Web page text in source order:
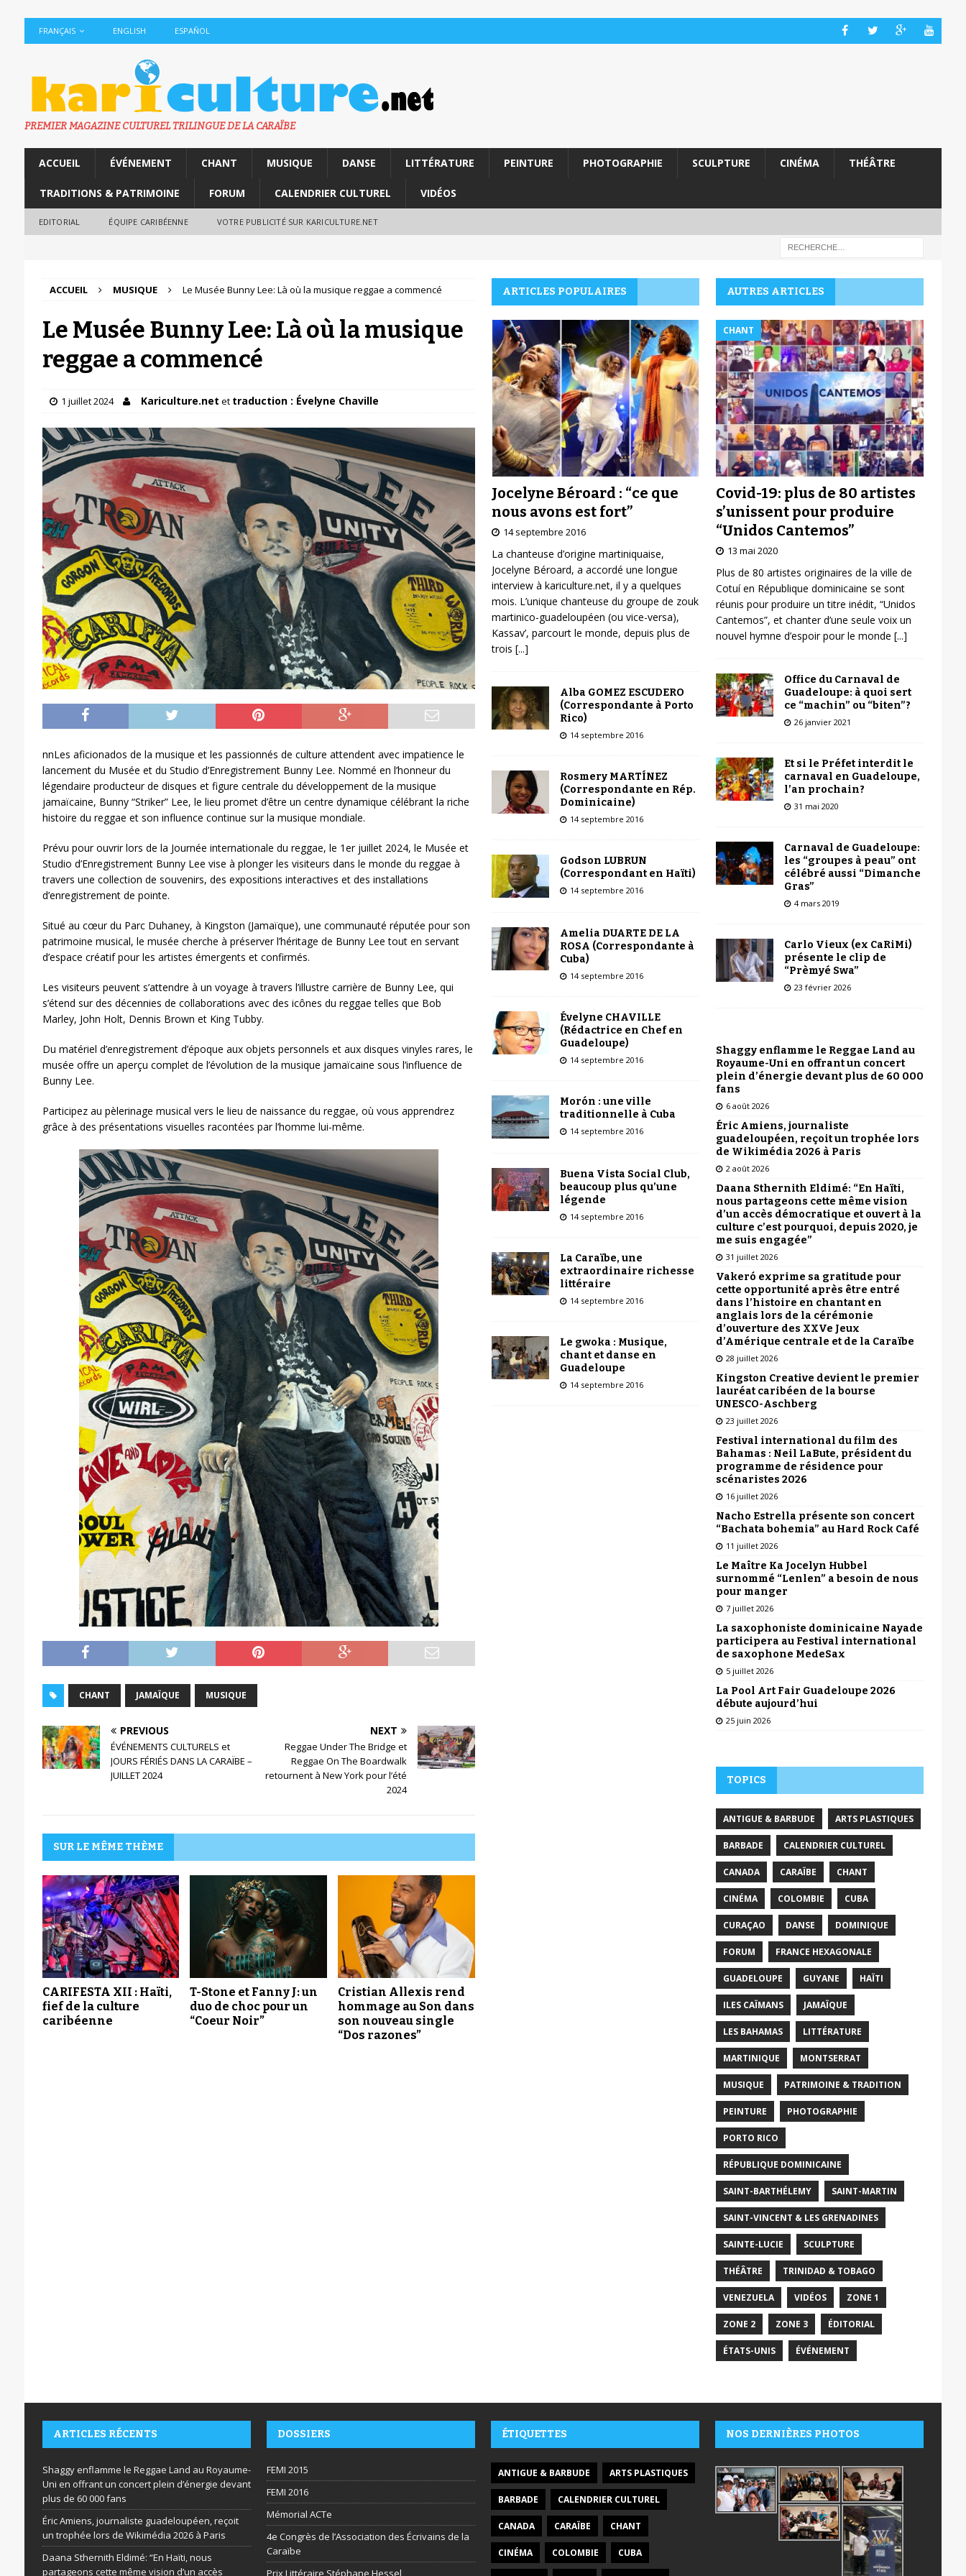
FRANÇAIS ENGLISH ESPAÑOL
PREMIER MAGAZINE CULTUREL TRILINGUE DE LA CARAÏBE
ACCUEIL ÉVÉNEMENT CHANT MUSIQUE DANSE LITTÉRATURE PEINTURE PHOTOGRAPHIE SCULPTURE CINÉMA THÉÂTRE
TRADITIONS & PATRIMOINE FORUM CALENDRIER CULTUREL VIDÉOS
EDITORIAL ÉQUIPE CARIBÉENNE VOTRE PUBLICITÉ SUR KARICULTURE.NET
ACCUEIL MUSIQUE Le Musée Bunny Lee: Là où la musique reggae a commencé
Le Musée Bunny Lee: Là où la musique
reggae a commencé
1 juillet 2024 Kariculture.net et traduction : Évelyne Chaville
nnLes aficionados de la musique et les passionnés de culture attendent avec impatience le
lancement du Musée et du Studio d’Enregistrement Bunny Lee. Nommé en l’honneur du
légendaire producteur de disques et figure centrale du développement de la musique
jamaïcaine, Bunny “Striker” Lee, le lieu promet d’être un centre dynamique célébrant la riche
histoire du reggae et son influence continue sur la musique mondiale.
Prévu pour ouvrir lors de la Journée internationale du reggae, le 1er juillet 2024, le Musée et
Studio d’Enregistrement Bunny Lee vise à plonger les visiteurs dans le monde du reggae à
travers une collection de souvenirs, des expositions interactives et des installations
d’enregistrement de pointe.
Situé au cœur du Parc Duhaney, à Kingston (Jamaïque), une communauté réputée pour son
patrimoine musical, le musée cherche à préserver l’héritage de Bunny Lee tout en servant
d’espace créatif pour les artistes émergents et confirmés.
Les visiteurs peuvent s’attendre à un voyage à travers l’illustre carrière de Bunny Lee, qui
s’étend sur des décennies de collaborations avec des icônes du reggae telles que Bob
Marley, John Holt, Dennis Brown et King Tubby.
Du matériel d’enregistrement d’époque aux objets personnels et aux disques vinyles rares, le
musée offre un aperçu complet de l’évolution de la musique jamaïcaine sous l’influence de
Bunny Lee.
Participez au pèlerinage musical vers le lieu de naissance du reggae, où vous apprendrez
grâce à des présentations visuelles racontées par l’homme lui-même.
CHANT JAMAÏQUE MUSIQUE
PREVIOUS
ÉVÉNEMENTS CULTURELS et
JOURS FÉRIÉS DANS LA CARAÏBE –
JUILLET 2024
NEXT
Reggae Under The Bridge et
Reggae On The Boardwalk
retournent à New York pour l’été
2024
SUR LE MÊME THÈME
CARIFESTA XII : Haïti,
fief de la culture
caribéenne
T-Stone et Fanny J: un
duo de choc pour un
“Coeur Noir”
Cristian Allexis rend
hommage au Son dans
son nouveau single
“Dos razones”
ARTICLES POPULAIRES
Jocelyne Béroard : “ce que
nous avons est fort”
14 septembre 2016
La chanteuse d’origine martiniquaise,
Jocelyne Béroard, a accordé une longue
interview à kariculture.net, il y a quelques
mois. L’unique chanteuse du groupe de zouk
martinico-guadeloupéen (ou vice-versa),
Kassav’, parcourt le monde, depuis plus de
trois [...]
Alba GOMEZ ESCUDERO
(Correspondante à Porto
Rico)
14 septembre 2016
Rosmery MARTÍNEZ
(Correspondante en Rép.
Dominicaine)
14 septembre 2016
Godson LUBRUN
(Correspondant en Haïti)
14 septembre 2016
Amelia DUARTE DE LA
ROSA (Correspondante à
Cuba)
14 septembre 2016
Évelyne CHAVILLE
(Rédactrice en Chef en
Guadeloupe)
14 septembre 2016
Morón : une ville
traditionnelle à Cuba
14 septembre 2016
Buena Vista Social Club,
beaucoup plus qu’une
légende
14 septembre 2016
La Caraïbe, une
extraordinaire richesse
littéraire
14 septembre 2016
Le gwoka : Musique,
chant et danse en
Guadeloupe
14 septembre 2016
AUTRES ARTICLES
CHANT
Covid-19: plus de 80 artistes
s’unissent pour produire
“Unidos Cantemos”
13 mai 2020
Plus de 80 artistes originaires de la ville de
Cotuí en République dominicaine se sont
réunis pour produire un titre inédit, “Unidos
Cantemos”, et chanter d’une seule voix un
nouvel hymne d’espoir pour le monde [...]
Office du Carnaval de
Guadeloupe: à quoi sert
ce “machin” ou “biten”?
26 janvier 2021
Et si le Préfet interdit le
carnaval en Guadeloupe,
l’an prochain?
31 mai 2020
Carnaval de Guadeloupe:
les “groupes à peau” ont
célébré aussi “Dimanche
Gras”
4 mars 2019
Carlo Vieux (ex CaRiMi)
présente le clip de
“Prèmyé Swa”
23 février 2026
Shaggy enflamme le Reggae Land au
Royaume-Uni en offrant un concert
plein d’énergie devant plus de 60 000
fans
6 août 2026
Éric Amiens, journaliste
guadeloupéen, reçoit un trophée lors
de Wikimédia 2026 à Paris
2 août 2026
Daana Sthernith Eldimé: “En Haïti,
nous partageons cette même vision
d’un accès démocratique et ouvert à la
culture c’est pourquoi, depuis 2020, je
me suis engagée”
31 juillet 2026
Vakeró exprime sa gratitude pour
cette opportunité après être entré
dans l’histoire en chantant en
anglais lors de la cérémonie
d’ouverture des XXVe Jeux
d’Amérique centrale et de la Caraïbe
28 juillet 2026
Kingston Creative devient le premier
lauréat caribéen de la bourse
UNESCO-Aschberg
23 juillet 2026
Festival international du film des
Bahamas : Neil LaBute, président du
programme de résidence pour
scénaristes 2026
16 juillet 2026
Nacho Estrella présente son concert
“Bachata bohemia” au Hard Rock Café
11 juillet 2026
Le Maître Ka Jocelyn Hubbel
surnommé “Lenlen” a besoin de nous
pour manger
7 juillet 2026
La saxophoniste dominicaine Nayade
participera au Festival international
de saxophone MedeSax
5 juillet 2026
La Pool Art Fair Guadeloupe 2026
débute aujourd’hui
25 juin 2026
TOPICS
ANTIGUE & BARBUDE ARTS PLASTIQUES
BARBADE CALENDRIER CULTUREL
CANADA CARAÏBE CHANT
CINÉMA COLOMBIE CUBA
CURAÇAO DANSE DOMINIQUE
FORUM FRANCE HEXAGONALE
GUADELOUPE GUYANE HAÏTI
ILES CAÏMANS JAMAÏQUE
LES BAHAMAS LITTÉRATURE
MARTINIQUE MONTSERRAT
MUSIQUE PATRIMOINE & TRADITION
PEINTURE PHOTOGRAPHIE
PORTO RICO
RÉPUBLIQUE DOMINICAINE
SAINT-BARTHÉLEMY SAINT-MARTIN
SAINT-VINCENT & LES GRENADINES
SAINTE-LUCIE SCULPTURE
THÉÂTRE TRINIDAD & TOBAGO
VENEZUELA VIDÉOS ZONE 1
ZONE 2 ZONE 3 ÉDITORIAL
ÉTATS-UNIS ÉVÉNEMENT
ARTICLES RÉCENTS
Shaggy enflamme le Reggae Land au Royaume-
Uni en offrant un concert plein d’énergie devant
plus de 60 000 fans
Éric Amiens, journaliste guadeloupéen, reçoit
un trophée lors de Wikimédia 2026 à Paris
Daana Sthernith Eldimé: “En Haïti, nous
partageons cette même vision d’un accès
DOSSIERS
FEMI 2015
FEMI 2016
Mémorial ACTe
4e Congrès de l’Association des Écrivains de la
Caraïbe
Prix Littéraire Stéphane Hessel
ÉTIQUETTES
ANTIGUE & BARBUDE ARTS PLASTIQUES
BARBADE CALENDRIER CULTUREL
CANADA CARAÏBE CHANT
CINÉMA COLOMBIE CUBA
NOS DERNIÈRES PHOTOS